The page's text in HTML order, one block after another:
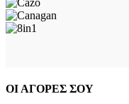
ΟΙ ΑΓΟΡΕΣ ΣΟΥ